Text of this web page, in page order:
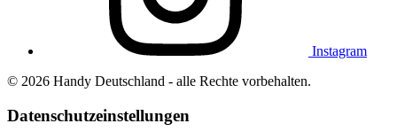
Instagram
© 2026 Handy Deutschland - alle Rechte vorbehalten.
Datenschutzeinstellungen